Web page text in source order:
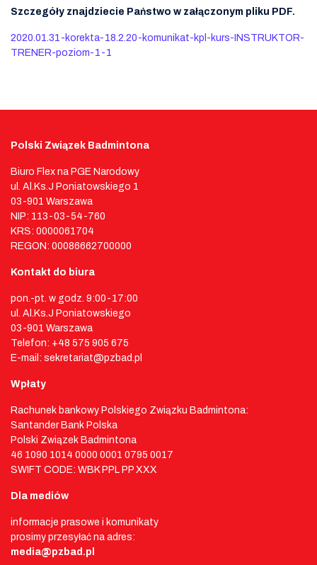
Szczegóły znajdziecie Państwo w załączonym pliku PDF.
2020.01.31-korekta-18.2.20-komunikat-kpl-kurs-INSTRUKTOR-
TRENER-poziom-1-1
Polski Związek Badmintona
Biuro Flex na PGE Narodowy
ul. Al.Ks.J Poniatowskiego 1
03-901 Warszawa
NIP: 113-03-54-760
KRS: 0000061704
REGON: 00086662700000
Kontakt do biura
pon.-pt. w godz. 9:00-17:00
ul. Al.Ks.J Poniatowskiego
03-901 Warszawa
Telefon: +48 575 905 675
E-mail: sekretariat@pzbad.pl
Wpłaty
Rachunek bankowy Polskiego Związku Badmintona:
Santander Bank Polska
Polski Związek Badmintona
46 1090 1014 0000 0001 0795 0017
SWIFT CODE: WBK PPL PP XXX
Dla mediów
informacje prasowe i komunikaty
prosimy przesyłać na adres:
media@pzbad.pl